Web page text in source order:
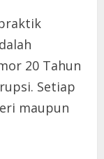
20 Tahun
Setiap
maupun